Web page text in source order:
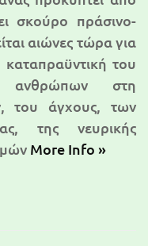
σκούρο πράσινο-
αιώνες τώρα για
του
ανθρώπων στη
του άγχους, των
της νευρικής
More Info »